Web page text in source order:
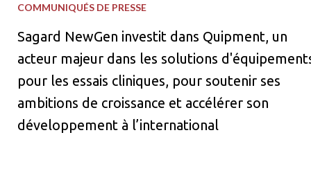
COMMUNIQUÉS DE PRESSE
Sagard NewGen investit dans Quipment, un
acteur majeur dans les solutions
pour les essais cliniques, pour soutenir ses
ambitions de croissance et accélérer son
développement à l’international